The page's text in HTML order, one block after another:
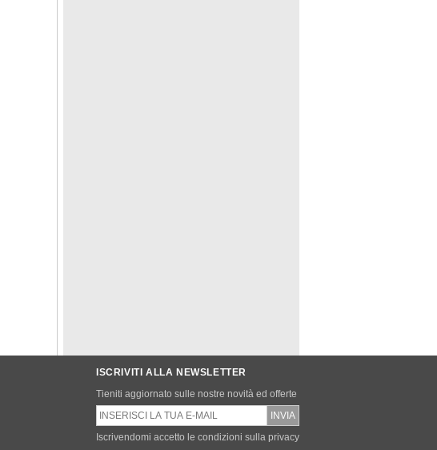
ISCRIVITI ALLA NEWSLETTER
Tieniti aggiornato sulle nostre novità ed offerte
Iscrivendomi accetto le condizioni sulla privacy